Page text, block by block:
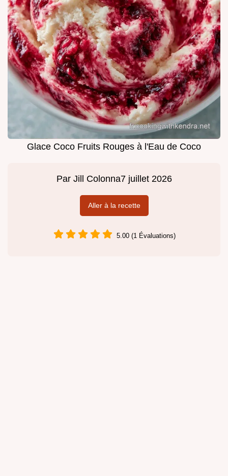
Glace Coco Fruits Rouges à l'Eau de Coco
Par Jill Colonna7 juillet 2026
Aller à la recette
5.00 (1 Évaluations)